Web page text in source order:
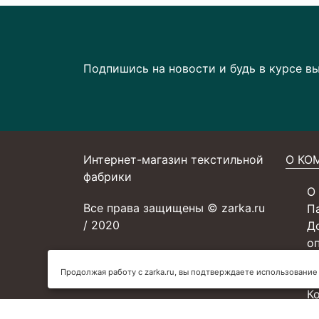
Подпишись на новости и будь в курсе
Интернет-магазин текстильной
фабрики
Все права защищены © zarka.ru
/ 2020
О
О
Продолжая работу с zarka.ru, вы подтверждаете